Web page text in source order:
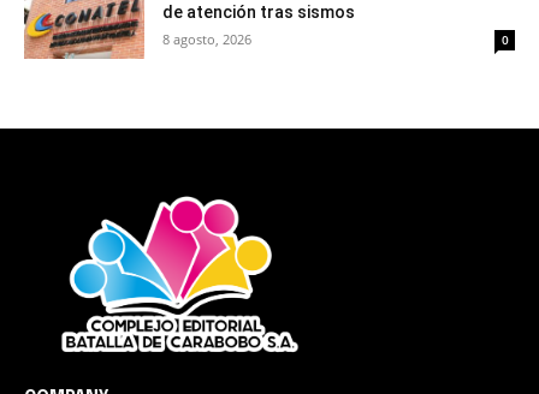
de atención tras sismos
8 agosto, 2026 0